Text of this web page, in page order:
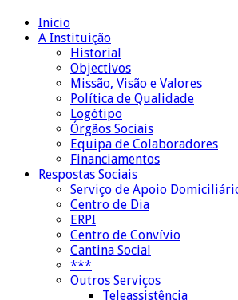
Inicio
A Instituição
Historial
Objectivos
Missão, Visão e Valores
Política de Qualidade
Logótipo
Órgãos Sociais
Equipa de Colaboradores
Financiamentos
Respostas Sociais
Serviço de Apoio
Centro de Dia
ERPI
Centro de Convívio
Cantina Social
***
Outros Serviços
Teleassistência